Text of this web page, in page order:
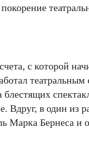
с которой
театральным
Вдруг, в один из
Марка Бернеса и